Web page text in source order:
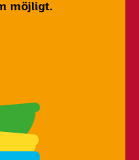
möjligt.